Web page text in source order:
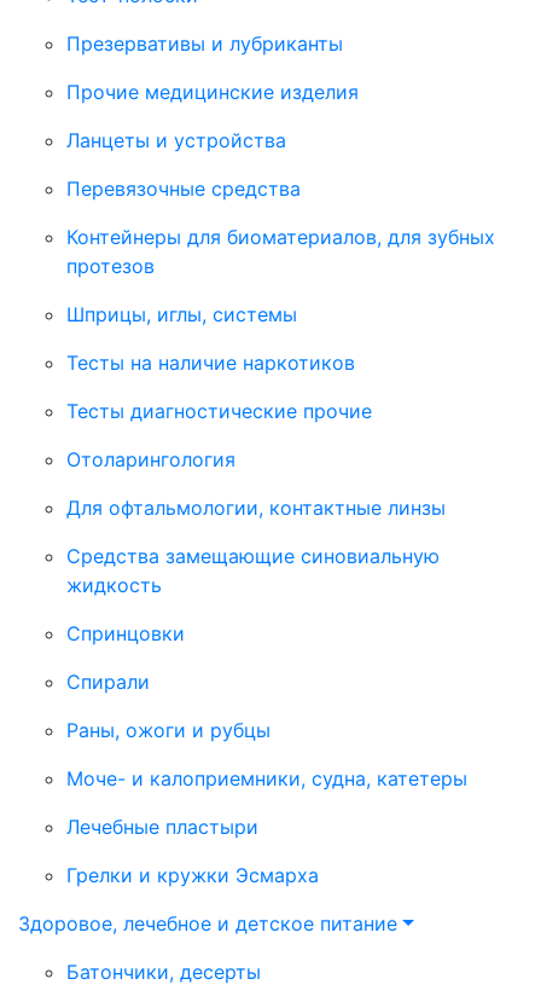
Презервативы и лубриканты
Прочие медицинские изделия
Ланцеты и устройства
Перевязочные средства
Контейнеры для биоматериалов, для зубных
протезов
Шприцы, иглы, системы
Тесты на наличие наркотиков
Тесты диагностические прочие
Отоларингология
Для офтальмологии, контактные линзы
Средства замещающие синовиальную
жидкость
Спринцовки
Спирали
Раны, ожоги и рубцы
Моче- и калоприемники, судна, катетеры
Лечебные пластыри
Грелки и кружки Эсмарха
Здоровое, лечебное и детское питание
Батончики, десерты